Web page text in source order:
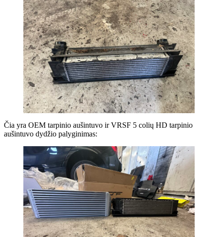
Čia yra OEM tarpinio aušintuvo ir VRSF 5 colių HD tarpinio
aušintuvo dydžio palyginimas: